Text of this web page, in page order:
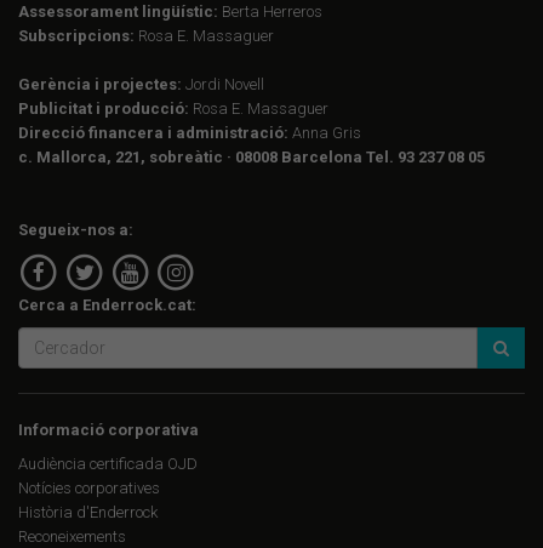
Assessorament lingüístic: Berta Herreros
Subscripcions: Rosa E. Massaguer
Gerència i projectes: Jordi Novell
Publicitat i producció: Rosa E. Massaguer
Direcció financera i administració: Anna Gris
c. Mallorca, 221, sobreàtic · 08008 Barcelona Tel. 93 237 08 05
Segueix-nos a:
Cerca a Enderrock.cat:
Informació corporativa
Audiència certificada OJD
Notícies corporatives
Història d'Enderrock
Reconeixements